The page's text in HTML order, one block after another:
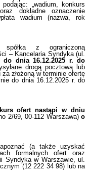
„wadium, konkurs
dokładne oznaczenie
wadium (nazwa, rok
z ograniczoną
– Kancelaria Syndyka (ul.
do dnia 16.12.2025 r. do
drogą pocztową lub
złożoną w terminie ofertę
do dnia 16.12.2025 r. do
ofert nastąpi w dniu
2/69, 00-112 Warszawa) o
(a także uzyskać
formalnych ofert oraz
Syndyka w Warszawie, ul.
(12 222 34 98) lub na